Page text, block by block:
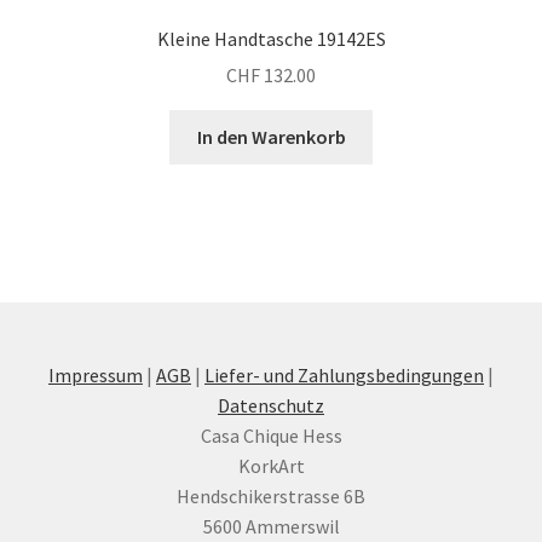
Kleine Handtasche 19142ES
CHF 132.00
In den Warenkorb
Impressum | AGB | Liefer- und Zahlungsbedingungen |
Datenschutz
Casa Chique Hess
KorkArt
Hendschikerstrasse 6B
5600 Ammerswil